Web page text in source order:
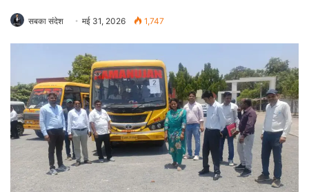
सबका संदेश मई 31, 2026 1,747